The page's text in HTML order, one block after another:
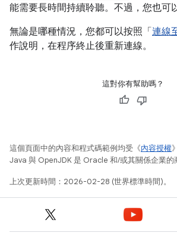
能需要長時間持續聆聽。不過，您也可
無論是哪種情況，您都可以按照「連線
作說明，在程序終止後重新連線。
這對你有幫助嗎？
這個頁面中的內容和程式碼範例均受《內容授權
Java 與 OpenJDK 是 Oracle 和/或其關係企業的
上次更新時間：2026-02-28 (世界標準時間)。